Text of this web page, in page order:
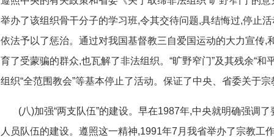
举办了该组织骨干分子的学习班,令其交待问题,具结悔过,停止
依法予以了惩治。通过对我国基督教三自爱国运动的大力宣传,
育了受蒙骗的群众,也瓦解了非法组织。“旷野窄门”及其残余“和
组织“全范围教会”等基本停止了活动。保证了中央、省委关于
(八)加强“两支队伍”的建设。早在1987年,中央就明确强调
人员队伍的建设。遵照这一精神,1991年7月我省举办了宗教工